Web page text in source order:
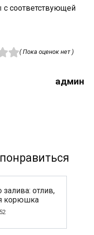
с соответствующей
( Пока оценок нет )
админ
отлив,
корюшка
52